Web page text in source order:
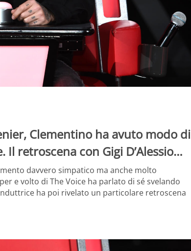
Clementino ha avuto modo di
retroscena con Gigi D’Alessio…
davvero simpatico ma anche molto
e volto di The Voice ha parlato di sé svelando
ha poi rivelato un particolare retroscena